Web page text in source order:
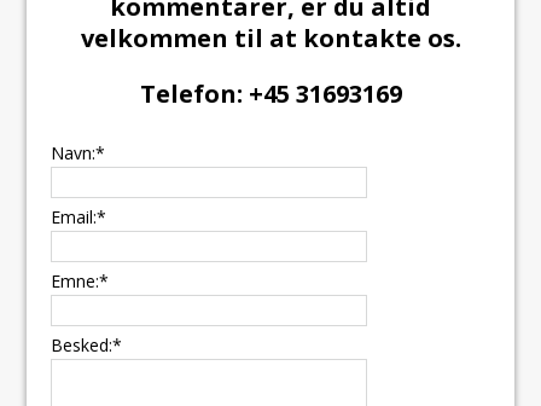
velkommen til at kontakte os.
Telefon: +45 31693169
Navn:*
Email:*
Emne:*
Besked:*